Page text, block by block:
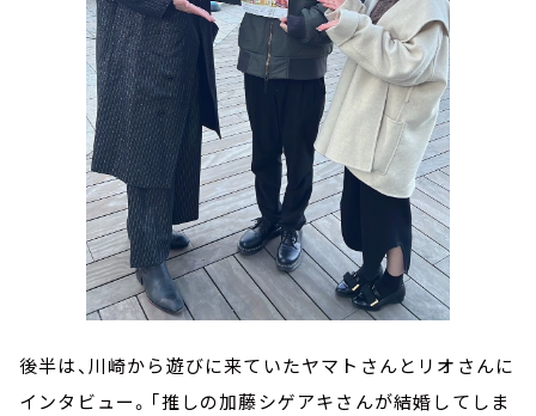
後半は、川崎から遊びに来ていたヤマトさんとリオさんに
インタビュー。「推しの加藤シゲアキさんが結婚してしま